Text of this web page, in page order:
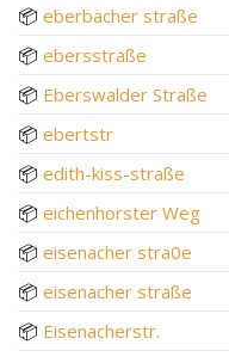
📦 eberbacher straße
📦 ebersstraße
📦 Eberswalder Straße
📦 ebertstr
📦 edith-kiss-straße
📦 eichenhorster Weg
📦 eisenacher stra0e
📦 eisenacher straße
📦 Eisenacherstr.